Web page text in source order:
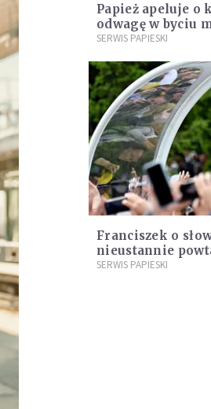
Papież apeluje o
odwagę w byciu
SERWIS PAPIESKI
Franciszek o
nieustannie
nas
SERWIS PAPIESKI